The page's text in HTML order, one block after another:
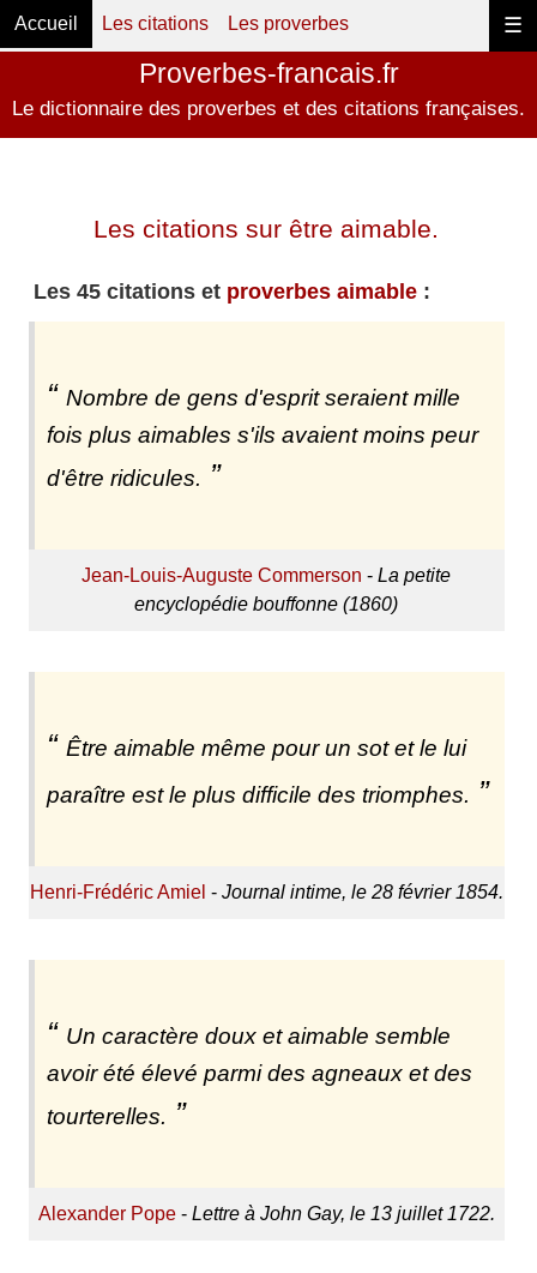
☰
Accueil Les citations Les proverbes
Proverbes-francais.fr
Le dictionnaire des proverbes et des citations françaises.
Les citations sur être aimable.
Les 45 citations et proverbes aimable:
Nombre de gens d'esprit seraient mille
fois plus aimables s'ils avaient moins peur
d'être ridicules.
Jean-Louis-Auguste Commerson -La petite
encyclopédie bouffonne (1860)
Être aimable même pour un sot et le lui
paraître est le plus difficile des triomphes.
Henri-Frédéric Amiel - Journal intime, le 28 février 1854.
Un caractère doux et aimable semble
avoir été élevé parmi des agneaux et des
tourterelles.
Alexander Pope- Lettre à John Gay, le 13 juillet 1722.